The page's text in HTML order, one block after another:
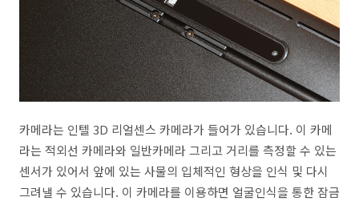
카메라는 인텔 3D 리얼센스 카메라가 들어가 있습니다. 이 카메
라는 적외선 카메라와 일반카메라 그리고 거리를 측정할 수 있는
센서가 있어서 앞에 있는 사물의 입체적인 형상을 인식 및 다시
그려낼 수 있습니다. 이 카메라를 이용하면 얼굴인식을 통한 잠금